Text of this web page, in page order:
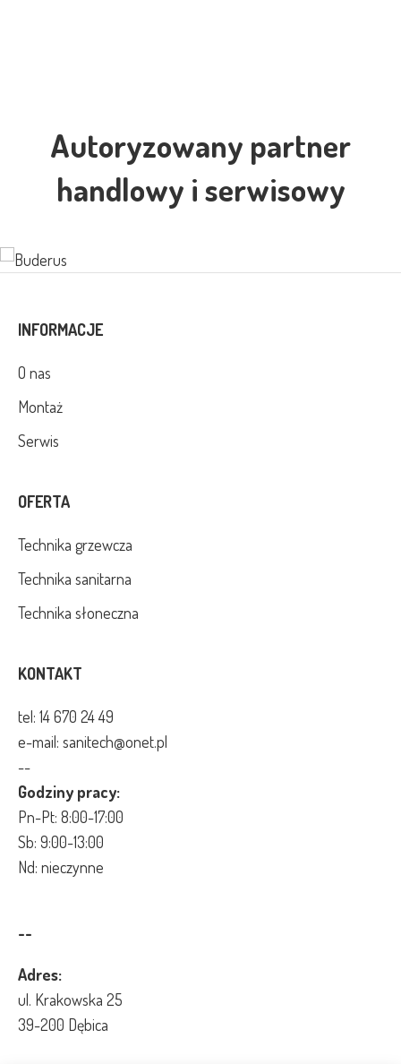
Autoryzowany partner
handlowy i serwisowy
INFORMACJE
O nas
Montaż
Serwis
OFERTA
Technika grzewcza
Technika sanitarna
Technika słoneczna
KONTAKT
tel: 14 670 24 49
e-mail: sanitech@onet.pl
--
Godziny pracy:
Pn-Pt: 8:00-17:00
Sb: 9:00-13:00
Nd: nieczynne
--
Adres:
ul. Krakowska 25
39-200 Dębica